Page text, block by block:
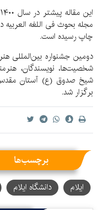
مجله بحوث فی اللغه العربیه
چاپ رسیده است.
دومین جشنواره بین‌المللی
شیخ صدوق (ع) آستان
برگزار شد.
برچسب‌ها
ایلام دانشگاه ایلام